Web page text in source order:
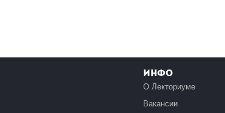
Инфо
О Лекториуме
Вакансии